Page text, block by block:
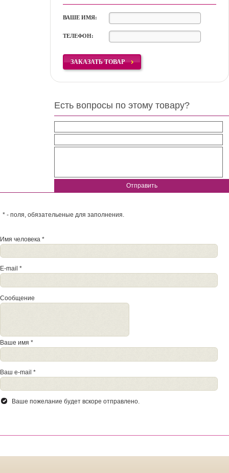
ВАШЕ ИМЯ:
ТЕЛЕФОН:
ЗАКАЗАТЬ ТОВАР
Есть вопросы по этому товару?
Отправить
* - поля, обязательеные для заполнения.
Имя человека *
E-mail *
Сообщение
Ваше имя *
Ваш e-mail *
Ваше пожелание будет вскоре отправлено.